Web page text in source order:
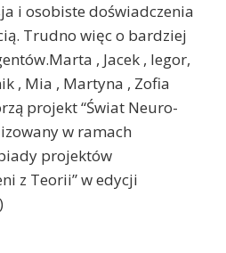
i osobiste doświadczenia
Trudno więc o bardziej
, Jacek , Iegor,
, Mia , Martyna , Zofia
projekt “Świat Neuro-
w ramach
projektów
z Teorii” w edycji